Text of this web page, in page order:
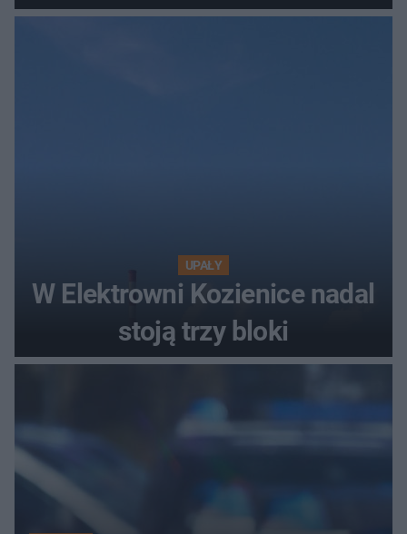
UPAŁY
W Elektrowni Kozienice nadal
stoją trzy bloki